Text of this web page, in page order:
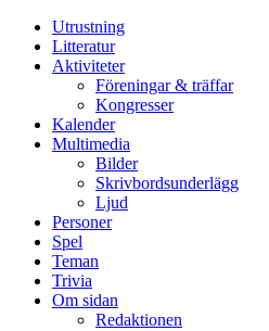
Utrustning
Litteratur
Aktiviteter
Föreningar & träffar
Kongresser
Kalender
Multimedia
Bilder
Skrivbordsunderlägg
Ljud
Personer
Spel
Teman
Trivia
Om sidan
Redaktionen